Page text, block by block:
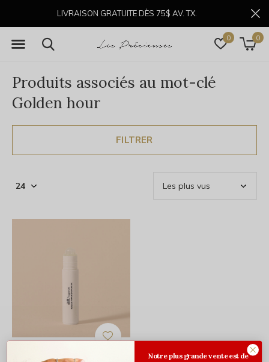
0 0
LIVRAISON GRATUITE DÈS 75$ AV. TX.
Produits associés au mot-clé
Golden hour
FILTRER
Notre plus grande vente est de